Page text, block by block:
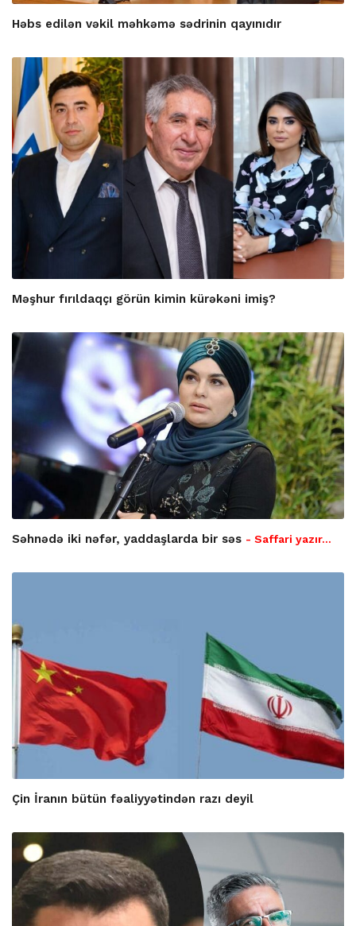
Həbs edilən vəkil məhkəmə sədrinin qayınıdır
Məşhur fırıldaqçı görün kimin kürəkəni imiş?
Səhnədə iki nəfər, yaddaşlarda bir səs - Saffari yazır…
Çin İranın bütün fəaliyyətindən razı deyil